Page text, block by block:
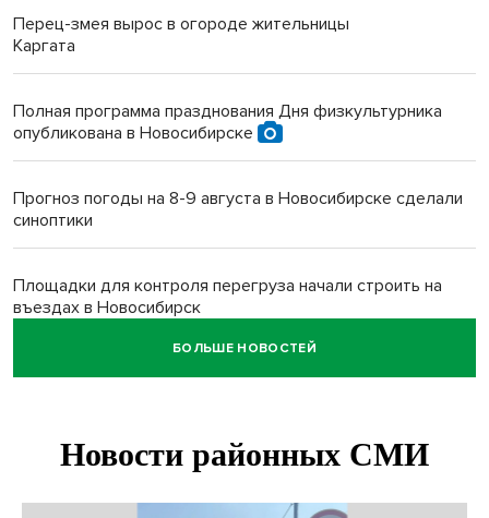
Перец-змея вырос в огороде жительницы
Каргата
Полная программа празднования Дня физкультурника
опубликована в Новосибирске
Прогноз погоды на 8-9 августа в Новосибирске сделали
синоптики
Площадки для контроля перегруза начали строить на
въездах в Новосибирск
Дольщики долгостроя на Титова в Новосибирске
Доля рыночной ипотеки в России превысила 50% по
БОЛЬШЕ НОВОСТЕЙ